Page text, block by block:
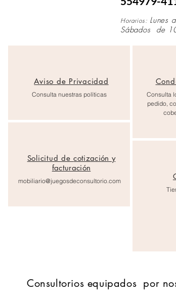
Horarios: Lunes
Sábados de
Aviso de Privacidad
Consulta nuestras políticas
Solicitud decotización y
facturación
mobiliario@juegosdeconsultorio.com
Consulta
pedido,
Consultorios equipados por